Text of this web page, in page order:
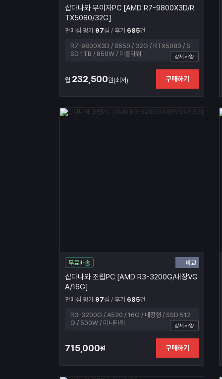
샵다나와 무이자PC [AMD R7-9800X3D/R
TX5080/32G]
판매점 평가 97점 / 후기 685건
R7-9800X3D / B650 / 32G / RTX5080 / S
SD 1TB / 850W / 미들타워
상세사양
월 232,500원(최저) 구매하기
무료배송 비교
샵다나와 조립PC [AMD R3-3200G/내장VG
A/16G]
판매점 평가 97점 / 후기 685건
R3-3200G / A520 / 16G / 내장형 / SSD 512
G / 500W / 미니타워
상세사양
715,000원 구매하기